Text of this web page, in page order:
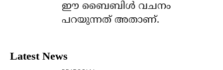
ഈ ബൈബിള്‍ വചനം
പറയുന്നത് അതാണ്.
Latest News